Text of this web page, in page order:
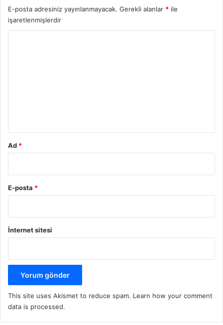
E-posta adresiniz yayınlanmayacak. Gerekli alanlar * ile
işaretlenmişlerdir
Ad *
E-posta *
İnternet sitesi
This site uses Akismet to reduce spam. Learn how your comment
data is processed.